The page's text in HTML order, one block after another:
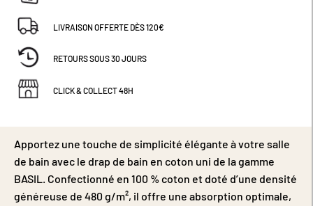
LIVRAISON OFFERTE DÈS 120€
RETOURS SOUS 30 JOURS
CLICK & COLLECT 48H
Apportez une touche de simplicité élégante à votre salle
de bain avec le drap de bain en coton uni de la gamme
BASIL. Confectionné en 100 % coton et doté d’une densité
généreuse de 480 g/m², il offre une absorption optimale,